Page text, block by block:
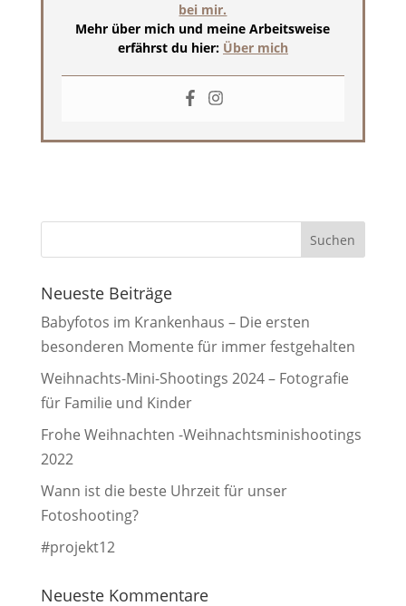
bei mir.
Mehr über mich und meine Arbeitsweise
erfährst du hier: Über mich
Neueste Beiträge
Babyfotos im Krankenhaus – Die ersten
besonderen Momente für immer festgehalten
Weihnachts-Mini-Shootings 2024 – Fotografie
für Familie und Kinder
Frohe Weihnachten -Weihnachtsminishootings
2022
Wann ist die beste Uhrzeit für unser
Fotoshooting?
#projekt12
Neueste Kommentare